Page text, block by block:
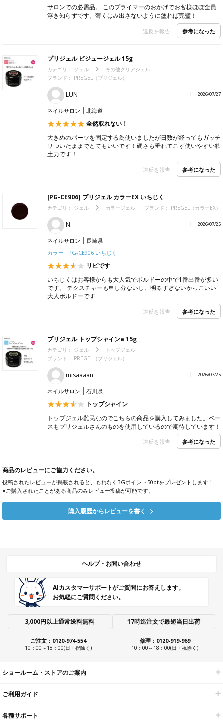
サロンでの必需品。 このプライマーのおかげでお客様ほぼ全員
浮き知らずです。薄くはみ出さないように塗れば完璧！
違反を報告 参考になった
プリジェル ビジュージェル 15g
カテゴリ： ジェル
その他クリアジェル
ブランド： PREGEL（プリジェル）
LUN 2026/07/27
ネイルサロン 北海道
全然取れない！
大きめのパーツを固定する為使いましたが日数が経ってもガッチ
リついたままでとてもいいです！硬さも垂れてこず使いやすい粘
土力です！
違反を報告 参考になった
[PG-CE906] プリジェル カラーEX いちじく
カテゴリ： ジェル カラージェル ブランド： PREGEL（カラーEX）
N. 2026/07/25
ネイルサロン
長崎県
カラー : PG-CE906 いちじく
リピです
いちじくはお客様からも大人気でボルドーの中で1番出番が多い
です。 テクスチャーも申し分ないし、明るすぎないかっこいい
大人ボルドーです
違反を報告 参考になった
プリジェル トップシャインa 15g
カテゴリ： ジェル
トップジェル
ブランド： PREGEL（プリジェル）
misaaaan 2026/07/25
ネイルサロン 石川県
トップシャイン
トップジェル難民なのでこちらの商品を購入してみました。ベー
スもプリジェルさんのものを使用しているので期待しています！
違反を報告 参考になった
商品のレビューにご協力ください。
投稿されたレビューが掲載されると、もれなくBGポイント50ptをプレゼントします！
※ご購入されたことがある商品のみレビュー投稿が可能です。
購入履歴からレビューを書く
ヘルプ・お問い合わせ
AIカスタマーサポートがご質問にお答えします。
お気軽にご質問ください。
3,000円以上通常送料無料 17時迄注文で最短当日出荷
ご注文：0120-974-554
10：00～18：00(日・祝除く)
修理：0120-919-969
10：00～18：00(日・祝除く)
ショールーム・ストアのご案内
ご利用ガイド
各種サポート